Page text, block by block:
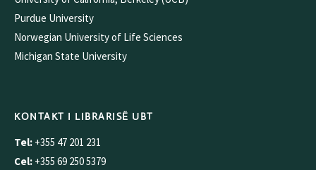
Purdue University
Norwegian University of Life Sciences
Michigan State University
KONTAKT I LIBRARISË UBT
Tel: +355 47 201 231
Cel: +355 69 250 5379